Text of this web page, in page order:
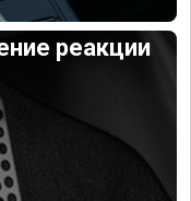
реакции